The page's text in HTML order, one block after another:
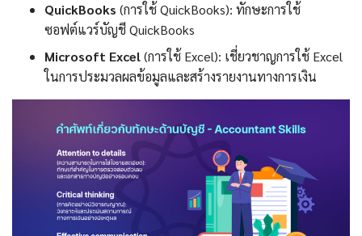
QuickBooks (การใช้ QuickBooks): ทักษะการใช้
ซอฟต์แวร์บัญชี QuickBooks
Microsoft Excel(การใช้ Excel): เชี่ยวชาญการใช้ Excel
ในการประมวลผลข้อมูลและสร้างรายงานทางการเงิน